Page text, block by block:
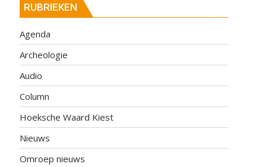
RUBRIEKEN
Agenda
Archeologie
Audio
Column
Hoeksche Waard Kiest
Nieuws
Omroep nieuws